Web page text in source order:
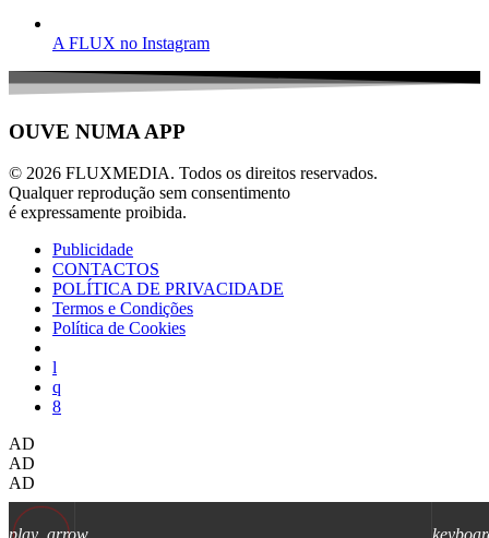
play_arrow
A FLUX no Instagram
OUVE NUMA APP
© 2026 FLUXMEDIA. Todos os direitos reservados.
Qualquer reprodução sem consentimento
é expressamente proibida.
Publicidade
CONTACTOS
POLÍTICA DE PRIVACIDADE
Termos e Condições
Política de Cookies
AD
AD
AD